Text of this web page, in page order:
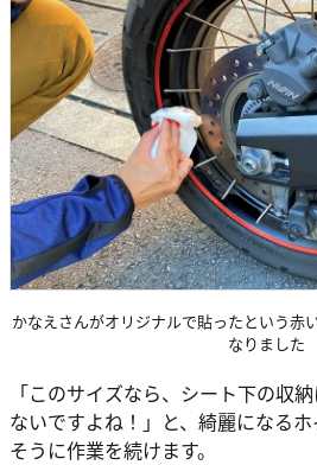
かなえさんがオリジナルで貼ったという赤
なりました
「このサイズなら、シート下の収
ないですよね！」と、綺麗になる
そうに作業を続けます。